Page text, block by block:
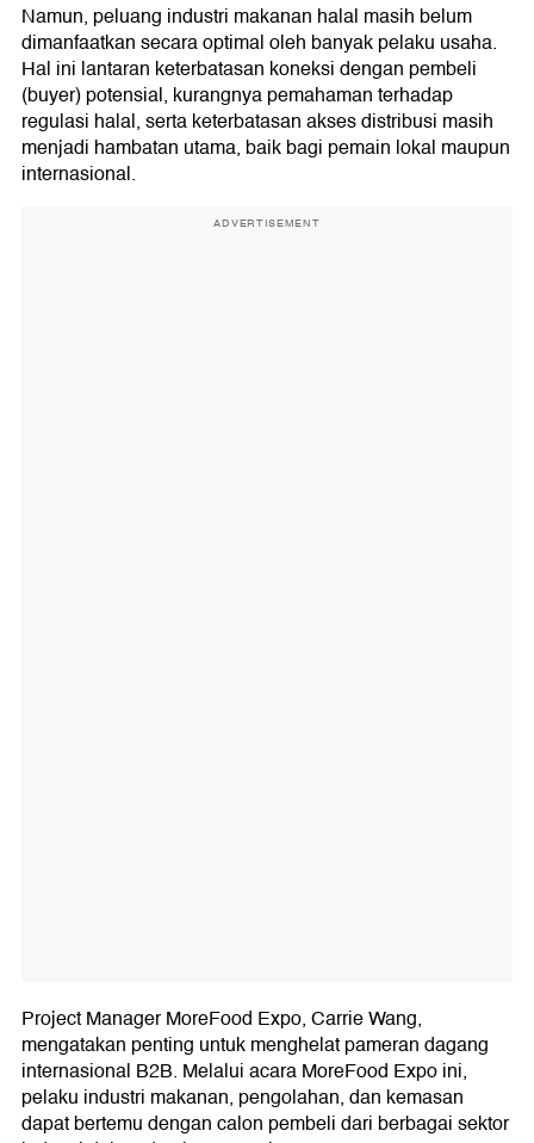
Namun, peluang industri makanan halal masih belum
dimanfaatkan secara optimal oleh banyak pelaku usaha.
Hal ini lantaran keterbatasan koneksi dengan pembeli
(buyer) potensial, kurangnya pemahaman terhadap
regulasi halal, serta keterbatasan akses distribusi masih
menjadi hambatan utama, baik bagi pemain lokal maupun
internasional.
ADVERTISEMENT
Project Manager MoreFood Expo, Carrie Wang,
mengatakan penting untuk menghelat pameran dagang
internasional B2B. Melalui acara MoreFood Expo ini,
pelaku industri makanan, pengolahan, dan kemasan
dapat bertemu dengan calon pembeli dari berbagai sektor